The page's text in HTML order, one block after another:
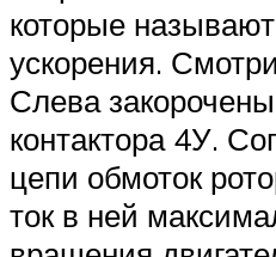
которые
ускорения.
Слева
контактора 4У.
цепи обмоток
ток в ней